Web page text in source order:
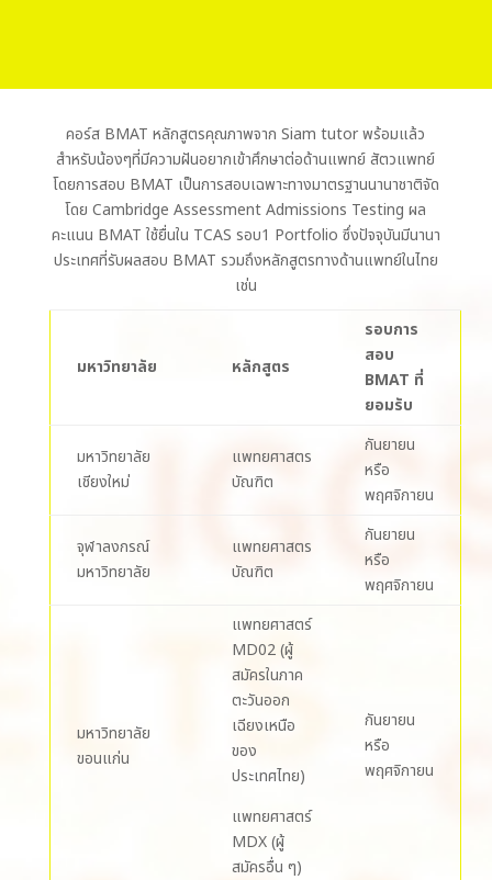
คอร์ส BMAT หลักสูตรคุณภาพจาก Siam tutor พร้อมแล้ว
สำหรับน้องๆที่มีความฝันอยากเข้าศึกษาต่อด้านแพทย์ สัตวแพทย์
โดยการสอบ BMAT เป็นการสอบเฉพาะทางมาตรฐานนานาชาติจัด
โดย Cambridge Assessment Admissions Testing ผล
คะแนน BMAT ใช้ยื่นใน TCAS รอบ1 Portfolio ซึ่งปัจจุบันมีนานา
ประเทศที่รับผลสอบ BMAT รวมถึงหลักสูตรทางด้านแพทย์ในไทย
เช่น
มหาวิทยาลัย หลักสูตร
รอบการ
สอบ
BMAT ที่
ยอมรับ
มหาวิทยาลัย
เชียงใหม่
แพทยศาสตร
บัณฑิต
กันยายน
หรือ
พฤศจิกายน
จุฬาลงกรณ์
มหาวิทยาลัย
แพทยศาสตร
บัณฑิต
กันยายน
หรือ
พฤศจิกายน
มหาวิทยาลัย
ขอนแก่น
แพทยศาสตร์
MD02 (ผู้
สมัครในภาค
ตะวันออก
เฉียงเหนือ
ของ
ประเทศไทย)
แพทยศาสตร์
MDX (ผู้
สมัครอื่น ๆ)
กันยายน
หรือ
พฤศจิกายน